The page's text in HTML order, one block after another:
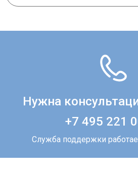
Нужна
+7 495 221
Служба поддержки